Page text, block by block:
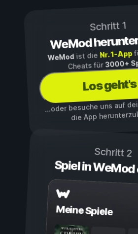
Schritt 1
WeMod
WeMod ist die Nr. 1-App
Cheats für3000+
Los geht's
...oder besuche uns auf
die App
Schritt 2
Spiel in
Meine Spiele